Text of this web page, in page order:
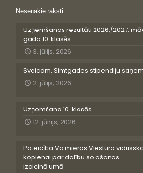
Nesenākie raksti
Uzņemšanas rezultāti 2026./2027.
gada 10. klasēs
3. jūlijs, 2026
Sveicam, Simtgades stipendiju
2. jūlijs, 2026
Uzņemšana 10. klasēs
12. jūnijs, 2026
Pateicība Valmieras Viestura
kopienai par dalību soļošanas
izaicinājumā